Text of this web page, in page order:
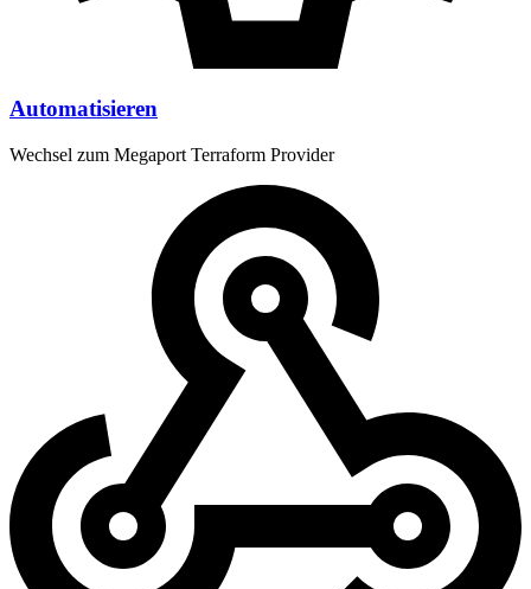
Automatisieren
Wechsel zum Megaport Terraform Provider